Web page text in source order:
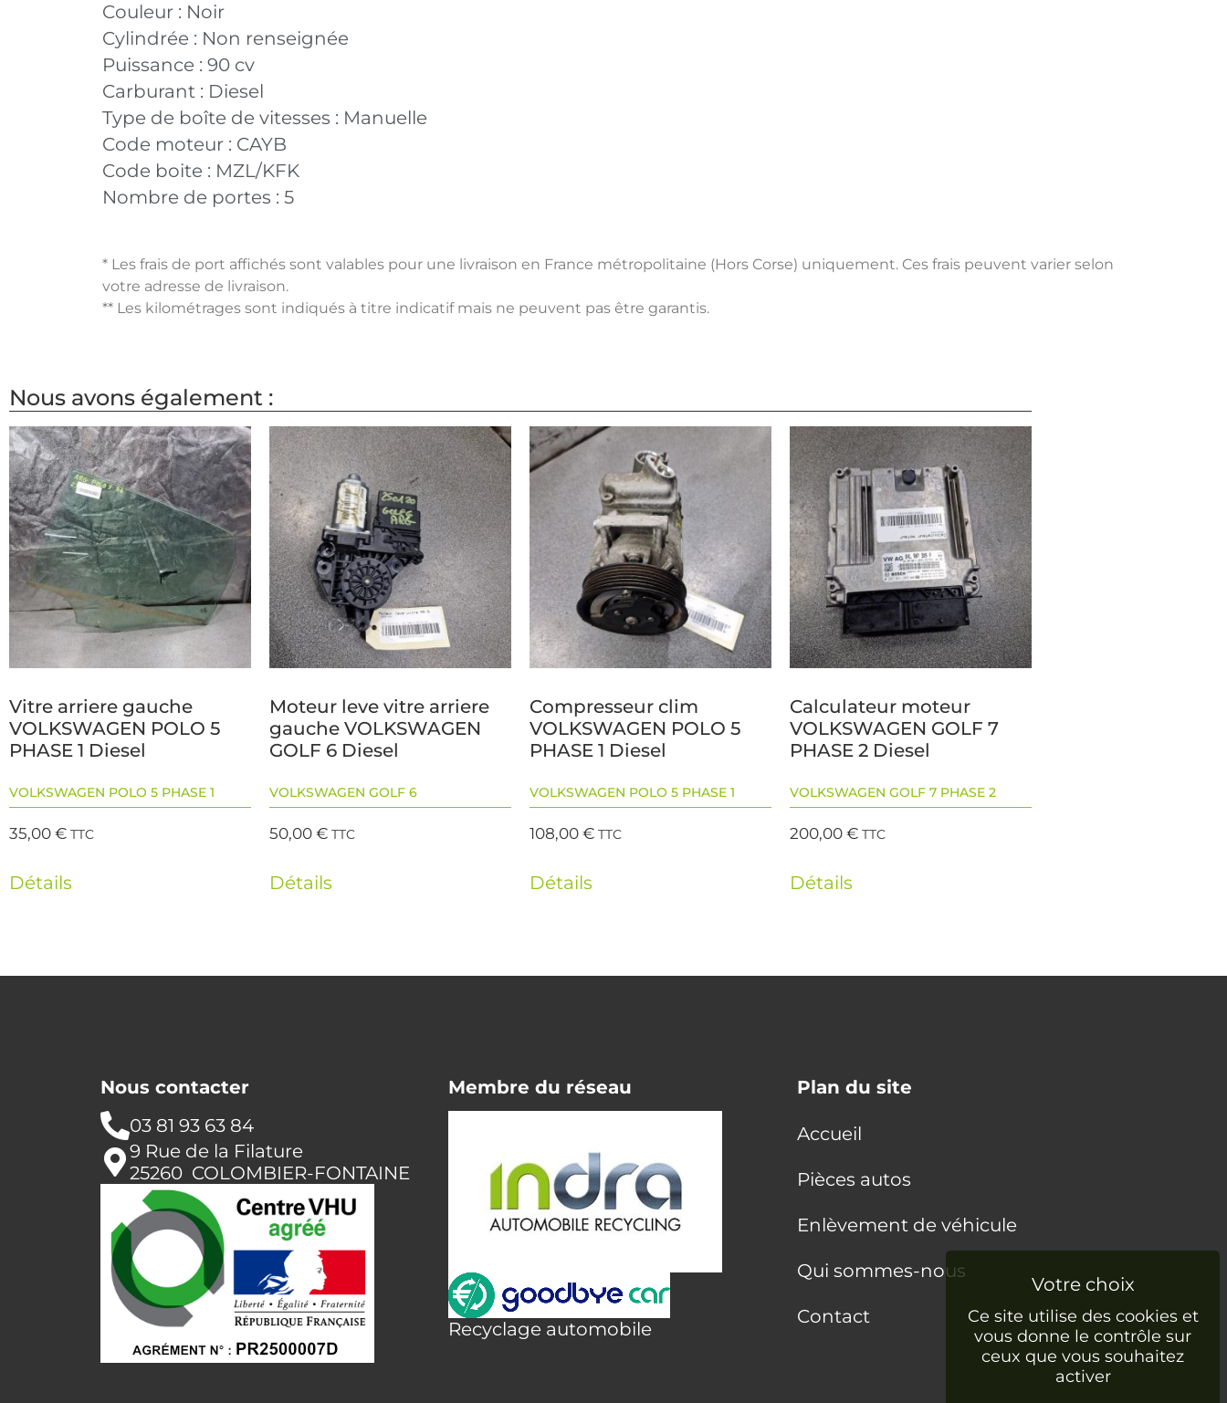
Couleur : Noir
Cylindrée : Non renseignée
Puissance : 90 cv
Carburant : Diesel
Type de boîte de vitesses : Manuelle
Code moteur : CAYB
Code boite : MZL/KFK
Nombre de portes : 5
* Les frais de port affichés sont valables pour une livraison en France métropolitaine (Hors Corse) uniquement. Ces frais peuvent varier selon
votre adresse de livraison.
** Les kilométrages sont indiqués à titre indicatif mais ne peuvent pas être garantis.
Nous avons également :
Vitre arriere gauche
VOLKSWAGEN POLO 5
PHASE 1 Diesel
VOLKSWAGEN POLO 5 PHASE 1
35,00€ TTC
Détails
Moteur leve vitre arriere
gauche VOLKSWAGEN
GOLF 6 Diesel
VOLKSWAGEN GOLF 6
50,00€ TTC
Détails
Compresseur clim
VOLKSWAGEN POLO 5
PHASE 1 Diesel
VOLKSWAGEN POLO 5 PHASE 1
108,00€ TTC
Détails
Calculateur moteur
VOLKSWAGEN GOLF 7
PHASE 2 Diesel
VOLKSWAGEN GOLF 7 PHASE 2
200,00€ TTC
Détails
Nous contacter
03 81 93 63 84
9 Rue de la Filature
25260 COLOMBIER-FONTAINE
Membre du réseau
Recyclage automobile
Plan du site
Accueil
Pièces autos
Enlèvement de véhicule
Qui sommes-nous
Contact
Ce site utilise des cookies et
vous donne le contrôle sur
ceux que vous souhaitez
activer